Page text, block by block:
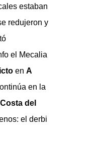
estaban
redujeron y
el Mecalia
en A
en la
Costa del
el derbi